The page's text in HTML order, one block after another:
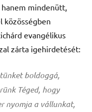
mindenütt,
közösségben
evangélikus
zárta igehirdetését:
boldoggá,
Téged, hogy
nyomja a vállunkat,